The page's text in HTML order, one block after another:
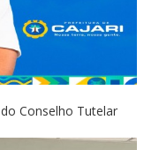
Conselho Tutelar